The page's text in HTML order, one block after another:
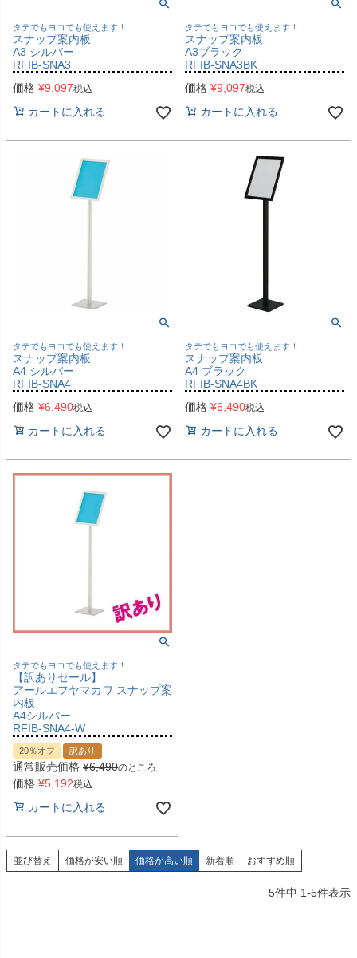
タテでもヨコでも使えます！
スナップ案内板
A3 シルバー
RFIB-SNA3
価格 ¥9,097税込
カートに入れる
タテでもヨコでも使えます！
スナップ案内板
A3ブラック
RFIB-SNA3BK
価格 ¥9,097税込
カートに入れる
タテでもヨコでも使えます！
スナップ案内板
A4 シルバー
RFIB-SNA4
価格 ¥6,490税込
カートに入れる
タテでもヨコでも使えます！
スナップ案内板
A4 ブラック
RFIB-SNA4BK
価格 ¥6,490税込
カートに入れる
タテでもヨコでも使えます！
【訳ありセール】
アールエフヤマカワ スナップ案
内板
A4シルバー
RFIB-SNA4-W
20％オフ 訳あり
通常販売価格 ¥6,490のところ
価格 ¥5,192税込
カートに入れる
並び替え 価格が安い順 価格が高い順 新着順 おすすめ順
5件中 1-5件表示